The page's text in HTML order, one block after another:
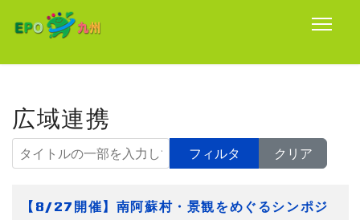
広域連携
タイトルの一部を入力してください
フィルタ クリア
タイトル
【8/27開催】南阿蘇村・景観をめぐるシンポジ